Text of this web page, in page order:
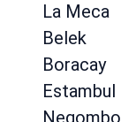
La Meca
Belek
Boracay
Estambul
Negombo